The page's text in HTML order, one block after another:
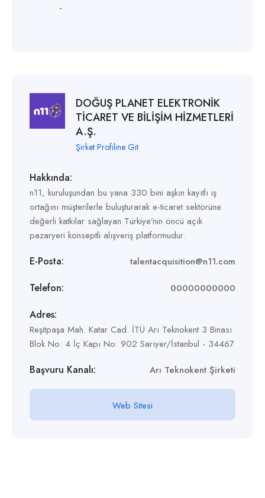
-
DOĞUŞ PLANET ELEKTRONİK
TİCARET VE BİLİŞİM HİZMETLERİ
A.Ş.
Şirket Profiline Git
Hakkında:
n11, kuruluşundan bu yana 330 bini aşkın kayıtlı iş
ortağını müşterilerle buluşturarak e-ticaret sektörüne
değerli katkılar sağlayan Türkiye’nin öncü açık
pazaryeri konseptli alışveriş platformudur.
E-Posta: talentacquisition@n11.com
Telefon: 00000000000
Adres:
Reşitpaşa Mah. Katar Cad. İTÜ Arı Teknokent 3 Binası
Blok No: 4 İç Kapı No: 902 Sarıyer/İstanbul - 34467
Başvuru Kanalı: Arı Teknokent Şirketi
Web Sitesi